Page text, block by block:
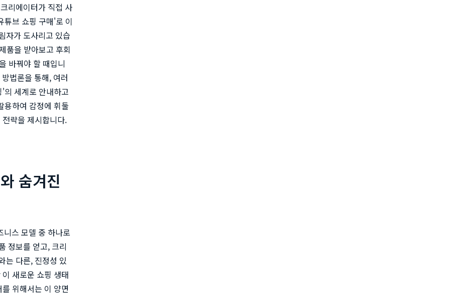
리에이터가 직접 사
튜브 쇼핑 구매'로 이
자가 도사리고 있습
품을 받아보고 후회
바꿔야 할 때입니
법론을 통해, 여러
의 세계로 안내하고
용하여 감정에 휘둘
략을 제시합니다.
숨겨진
니스 모델 중 하나로
정보를 얻고, 크리
는 다른, 진정성 있
새로운 쇼핑 생태
위해서는 이 양면